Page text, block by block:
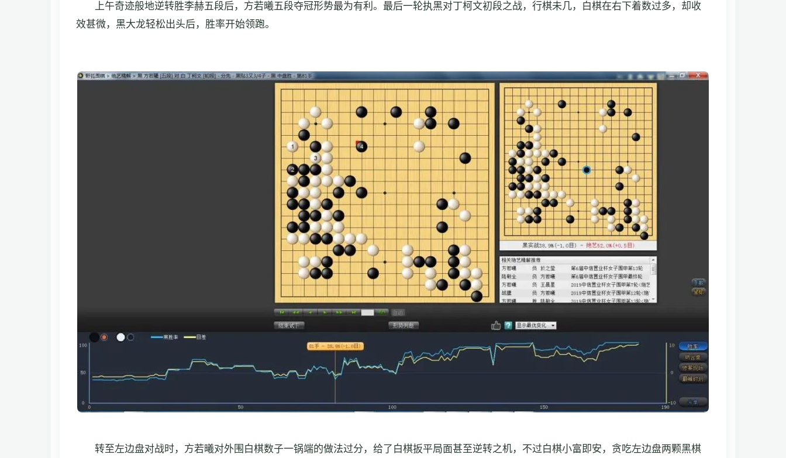
上午奇迹般地逆转胜李赫五段后，方若曦五段夺冠形势最为有利。最后一轮执黑对丁柯文初段之战，行棋未几，白棋在右下着数过多，却收
效甚微，黑大龙轻松出头后，胜率开始领跑。
转至左边盘对战时，方若曦对外围白棋数子一锅端的做法过分，给了白棋扳平局面甚至逆转之机，不过白棋小富即安，贪吃左边盘两颗黑棋